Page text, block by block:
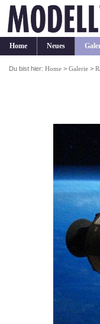
Home Neues
Du bist hier:Home >Galerie >